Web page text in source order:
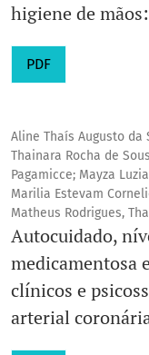
higiene de
PDF
Aline Thaís Augusto da
Thainara Rocha de
Pagamicce; Mayza
Marilia Estevam
Matheus Rodrigues,
Autocuidado,
medicamentosa
clínicos e
arterial